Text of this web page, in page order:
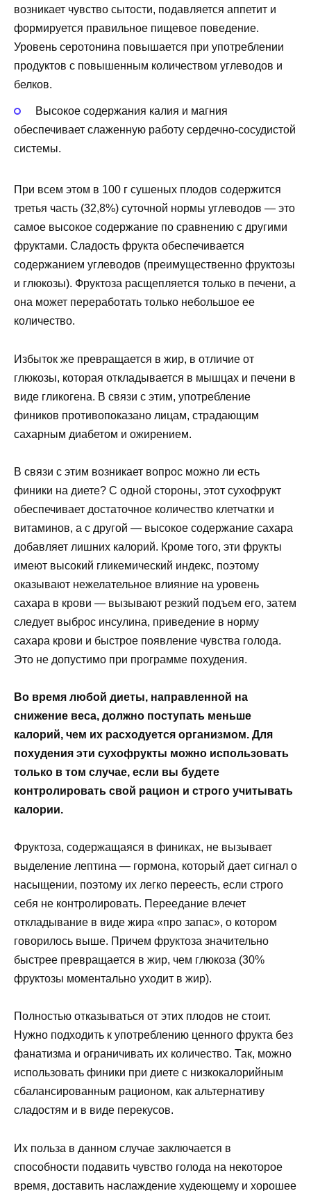
возникает чувство сытости, подавляется аппетит и
формируется правильное пищевое поведение.
Уровень серотонина повышается при употреблении
продуктов с повышенным количеством углеводов и
белков.
Высокое содержания калия и магния
обеспечивает слаженную работу сердечно-сосудистой
системы.
При всем этом в 100 г сушеных плодов содержится
третья часть (32,8%) суточной нормы углеводов — это
самое высокое содержание по сравнению с другими
фруктами. Сладость фрукта обеспечивается
содержанием углеводов (преимущественно фруктозы
и глюкозы). Фруктоза расщепляется только в печени, а
она может переработать только небольшое ее
количество.
Избыток же превращается в жир, в отличие от
глюкозы, которая откладывается в мышцах и печени в
виде гликогена. В связи с этим, употребление
фиников противопоказано лицам, страдающим
сахарным диабетом и ожирением.
В связи с этим возникает вопрос можно ли есть
финики на диете? С одной стороны, этот сухофрукт
обеспечивает достаточное количество клетчатки и
витаминов, а с другой — высокое содержание сахара
добавляет лишних калорий. Кроме того, эти фрукты
имеют высокий гликемический индекс, поэтому
оказывают нежелательное влияние на уровень
сахара в крови — вызывают резкий подъем его, затем
следует выброс инсулина, приведение в норму
сахара крови и быстрое появление чувства голода.
Это не допустимо при программе похудения.
Во время любой диеты, направленной на
снижение веса, должно поступать меньше
калорий, чем их расходуется организмом. Для
похудения эти сухофрукты можно использовать
только в том случае, если вы будете
контролировать свой рацион и строго учитывать
калории.
Фруктоза, содержащаяся в финиках, не вызывает
выделение лептина — гормона, который дает сигнал о
насыщении, поэтому их легко переесть, если строго
себя не контролировать. Переедание влечет
откладывание в виде жира «про запас», о котором
говорилось выше. Причем фруктоза значительно
быстрее превращается в жир, чем глюкоза (30%
фруктозы моментально уходит в жир).
Полностью отказываться от этих плодов не стоит.
Нужно подходить к употреблению ценного фрукта без
фанатизма и ограничивать их количество. Так, можно
использовать финики при диете с низкокалорийным
сбалансированным рационом, как альтернативу
сладостям и в виде перекусов.
Их польза в данном случае заключается в
способности подавить чувство голода на некоторое
время, доставить наслаждение худеющему и хорошее